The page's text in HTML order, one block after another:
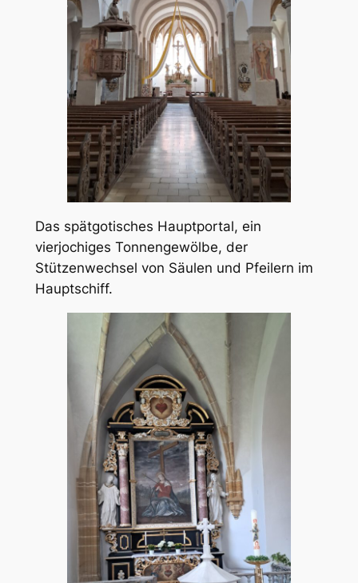
Das spätgotisches Hauptportal, ein
vierjochiges Tonnengewölbe, der
Stützenwechsel von Säulen und Pfeilern im
Hauptschiff.